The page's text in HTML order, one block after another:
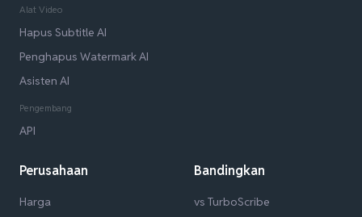
Alat Video
Hapus Subtitle AI
Penghapus Watermark AI
Asisten AI
Pengembang
API
Perusahaan
Harga
Bandingkan
vs TurboScribe